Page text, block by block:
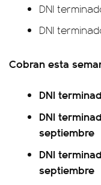
DNI
DNI
Cobran esta
DNI
DNI
septiembre
DNI
septiembre